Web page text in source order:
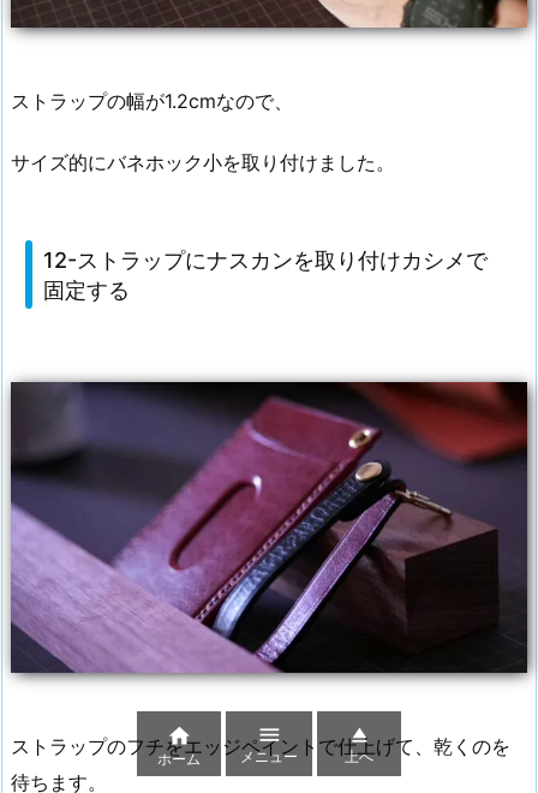
ストラップの幅が1.2cmなので、
サイズ的にバネホック小を取り付けました。
12-ストラップにナスカンを取り付けカシメで
固定する
ストラップのフチをエッジペイントで仕上げて、乾くのを
待ちます。

ホーム

メニュー

上へ